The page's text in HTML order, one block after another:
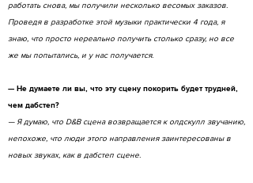
работать снова, мы получили несколько весомых заказов.
Проведя в разработке этой музыки практически 4 года, я
знаю, что просто нереально получить столько сразу, но все
же мы попытались, и у нас получается.
— Не думаете ли вы, что эту сцену покорить будет трудней,
чем дабстеп?
— Я думаю, что D&B сцена возвращается к олдскулл звучанию,
непохоже, что люди этого направления заинтересованы в
новых звуках, как в дабстеп сцене.